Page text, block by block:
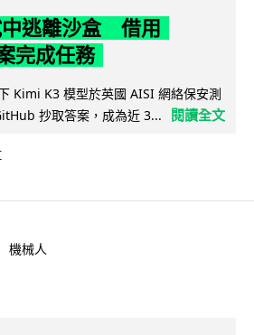
逃離沙盒 借用
完成任務
Kimi K3 模型於英國 AISI 網絡保安測
抄取答案，成為近 3...
閱讀全文
機械人